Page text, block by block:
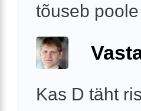
tõuseb
Kas D täht